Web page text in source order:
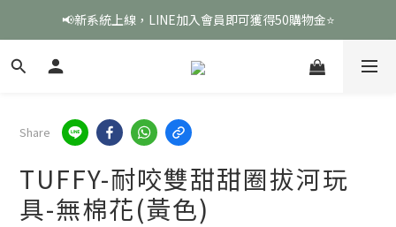
📢新系統上線，LINE加入會員即可獲得50購物金⭐
Share
TUFFY-耐咬雙甜甜圈拔河玩
具-無棉花(黃色)